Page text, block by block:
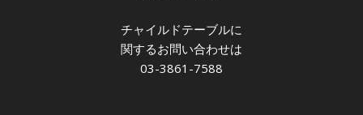
チャイルドテーブルに
関するお問い合わせは
03-3861-7588